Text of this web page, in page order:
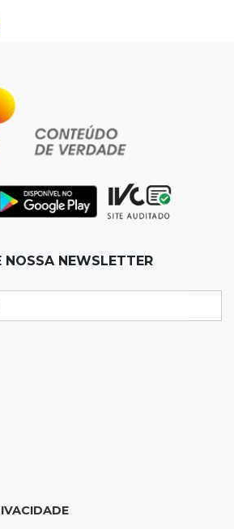
262
country, Av Tamandaré
sertanejo
virou saudade
com calor de até 37°C e
Bonito ao falar de polarização
NOSSA NEWSLETTER